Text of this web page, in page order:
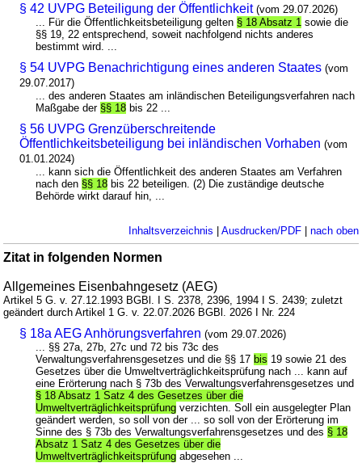
§ 42 UVPG Beteiligung der Öffentlichkeit (vom 29.07.2026)
... Für die Öffentlichkeitsbeteiligung gelten § 18 Absatz 1 sowie die
§§ 19, 22 entsprechend, soweit nachfolgend nichts anderes
bestimmt wird. ...
§ 54 UVPG Benachrichtigung eines anderen Staates (vom
29.07.2017)
... des anderen Staates am inländischen Beteiligungsverfahren nach
Maßgabe der §§ 18 bis 22 ...
§ 56 UVPG Grenzüberschreitende
Öffentlichkeitsbeteiligung bei inländischen Vorhaben (vom
01.01.2024)
... kann sich die Öffentlichkeit des anderen Staates am Verfahren
nach den §§ 18 bis 22 beteiligen. (2) Die zuständige deutsche
Behörde wirkt darauf hin, ...
Inhaltsverzeichnis | Ausdrucken/PDF| nach oben
Zitat in folgenden Normen
Allgemeines Eisenbahngesetz (AEG)
Artikel 5 G. v. 27.12.1993 BGBl. I S. 2378, 2396, 1994 I S. 2439; zuletzt
geändert durch Artikel 1 G. v. 22.07.2026 BGBl. 2026 I Nr. 224
§ 18a AEG Anhörungsverfahren (vom 29.07.2026)
... §§ 27a, 27b, 27c und 72 bis 73c des
Verwaltungsverfahrensgesetzes und die §§ 17bis 19 sowie 21 des
Gesetzes über die Umweltverträglichkeitsprüfung nach ... kann auf
eine Erörterung nach § 73b des Verwaltungsverfahrensgesetzes und
§ 18 Absatz 1 Satz 4 des Gesetzes über die
Umweltverträglichkeitsprüfung verzichten. Soll ein ausgelegter Plan
geändert werden, so soll von der ... so soll von der Erörterung im
Sinne des § 73b des Verwaltungsverfahrensgesetzes und des § 18
Absatz 1 Satz 4 des Gesetzes über die
Umweltverträglichkeitsprüfung abgesehen ...